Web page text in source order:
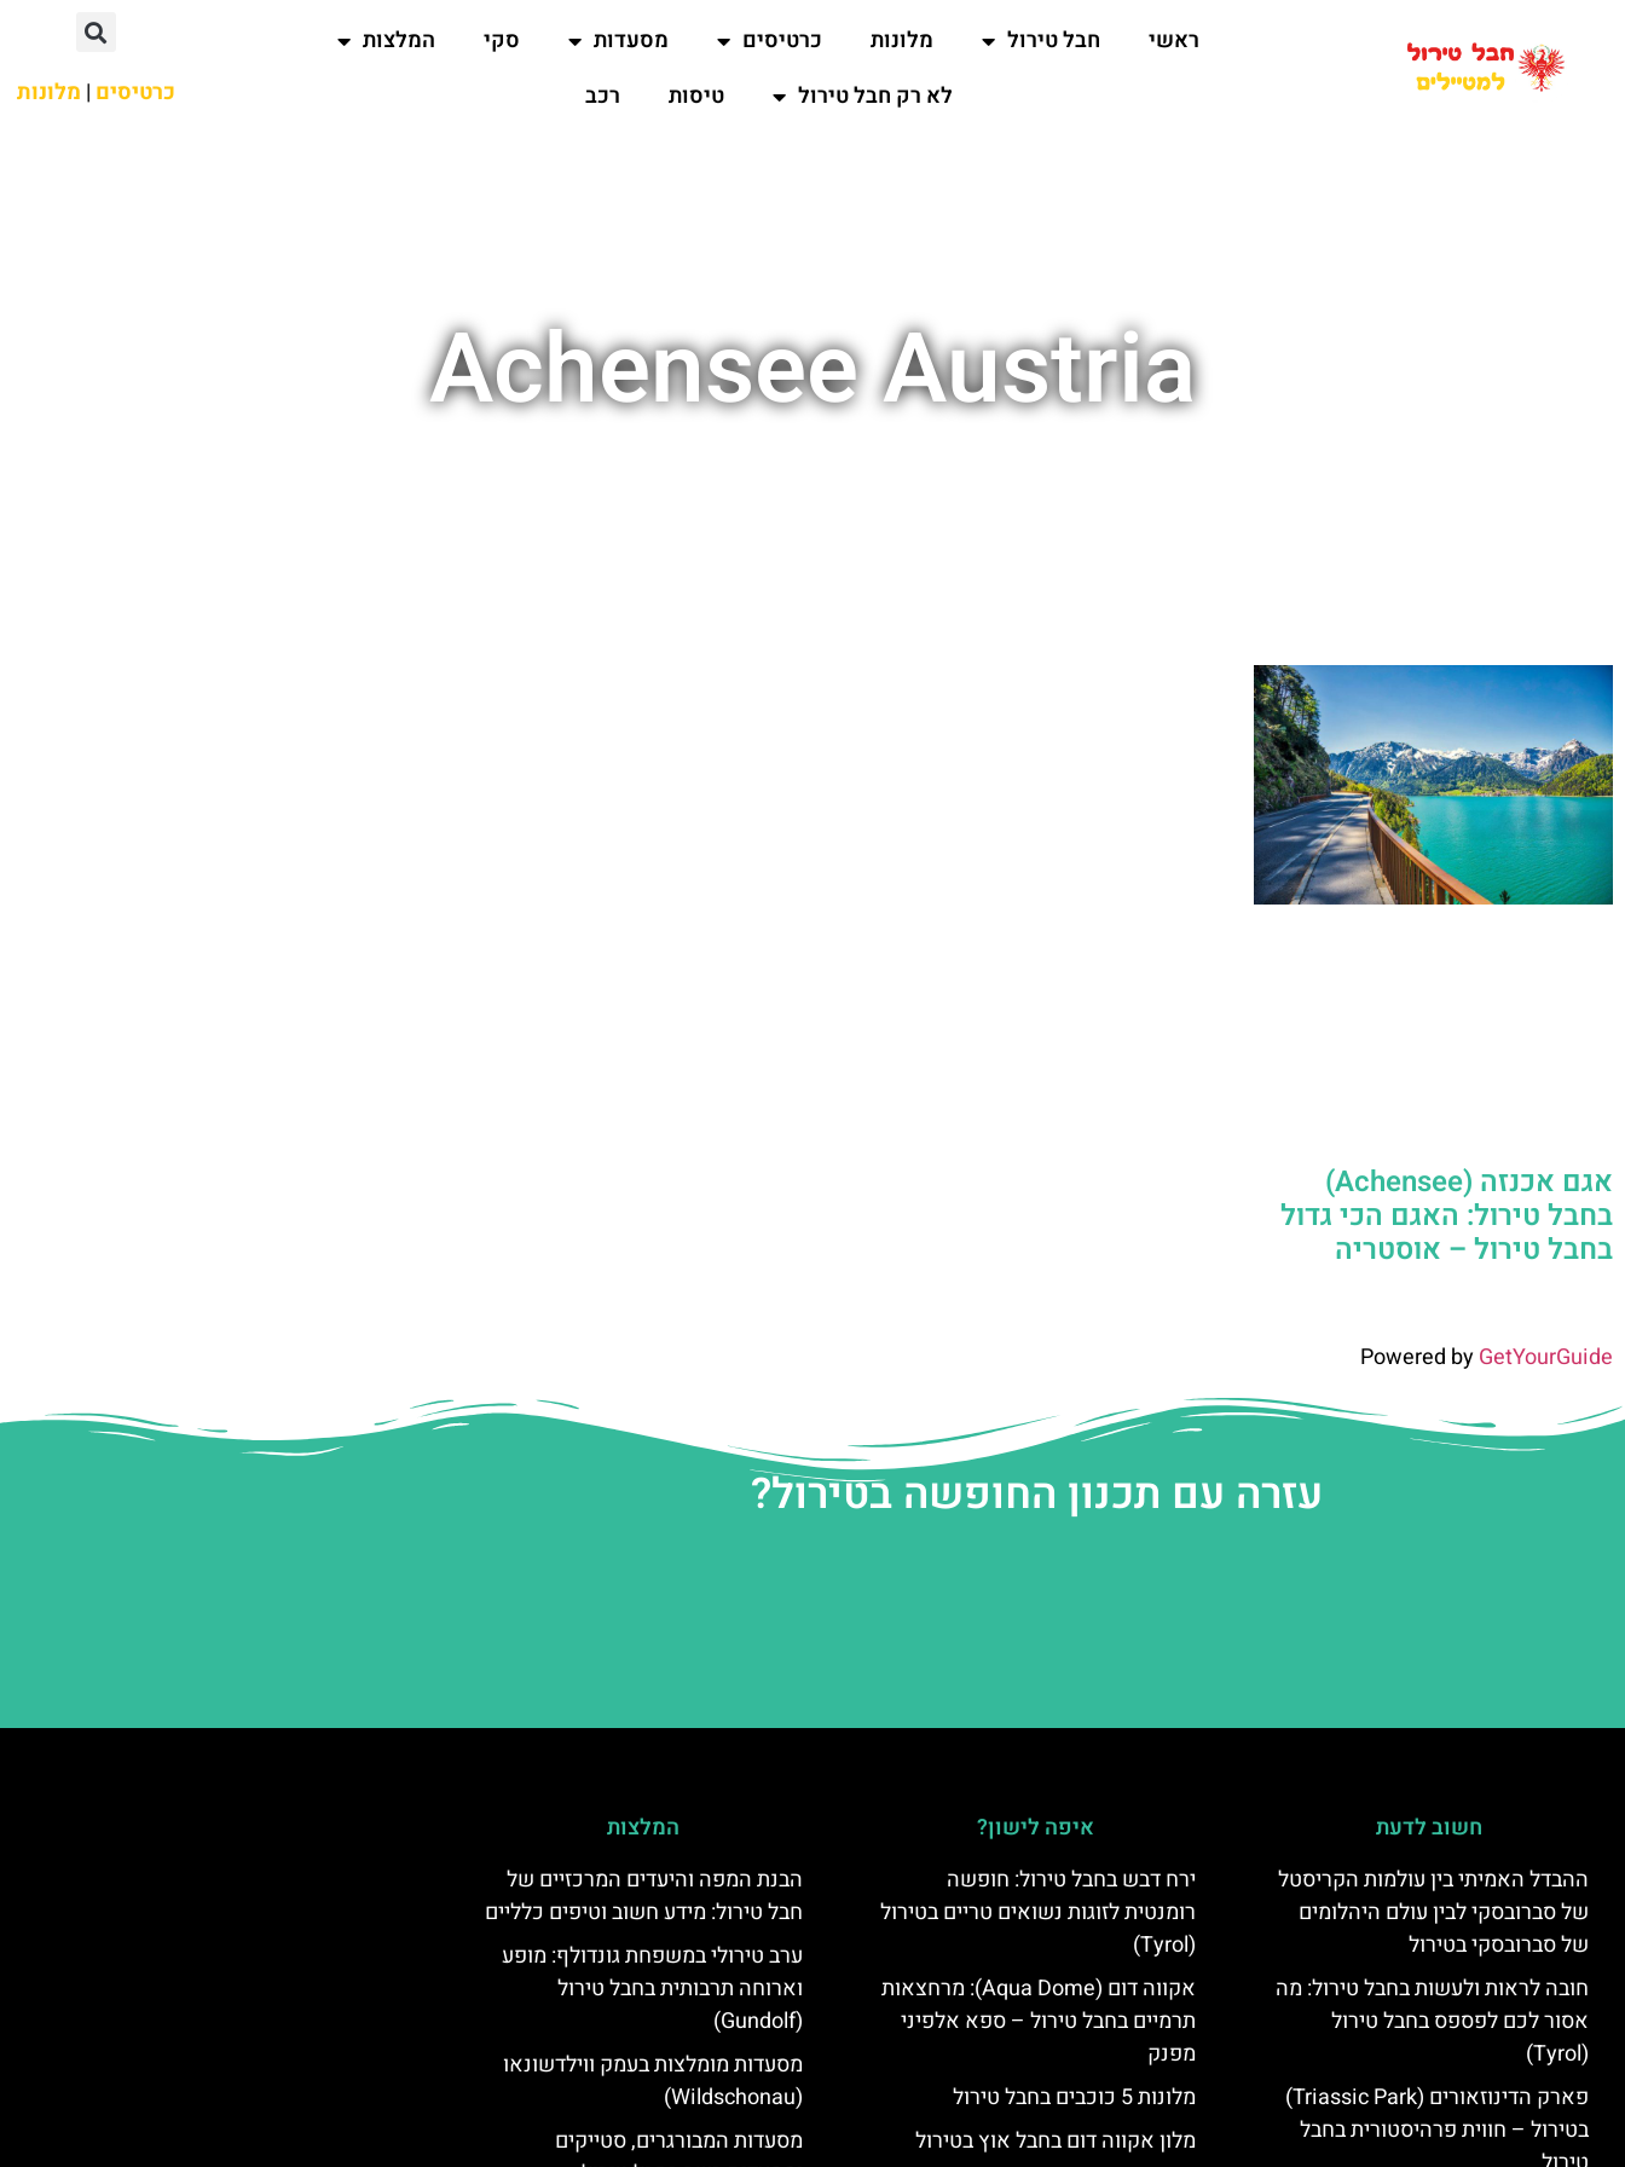
ראשי חבל טירול מלונות כרטיסים מסעדות סקי
המלצות
לא רק חבל טירול
טיסות רכב כרטיסים | מלונות
Achensee Austria
אגם אכנזה (Achensee)
בחבל טירול: האגם הכי גדול
בחבל טירול – אוסטריה
Powered byGetYourGuide
עזרה עם תכנון החופשה בטירול?
חשוב לדעת
ההבדל האמיתי בין עולמות הקריסטל
של סברובסקי לבין עולם היהלומים
של סברובסקי בטירול
חובה לראות ולעשות בחבל טירול: מה
אסור לכם לפספס בחבל טירול
(Tyrol)
פארק הדינוזאורים (Triassic Park)
בטירול – חווית פרהיסטורית בחבל
איפה לישון?
ירח דבש בחבל טירול: חופשה
רומנטית לזוגות נשואים טריים בטירול
(Tyrol)
אקווה דום (Aqua Dome): מרחצאות
תרמיים בחבל טירול – ספא אלפיני
מפנק
מלונות 5 כוכבים בחבל טירול
מלון אקווה דום בחבל אוץ בטירול
המלצות
הבנת המפה והיעדים המרכזיים של
חבל טירול: מידע חשוב וטיפים כלליים
ערב טירולי במשפחת גונדולף: מופע
וארוחה תרבותית בחבל טירול
(Gundolf)
מסעדות מומלצות בעמק ווילדשונאו
(Wildschonau)
מסעדות המבורגרים, סטייקים